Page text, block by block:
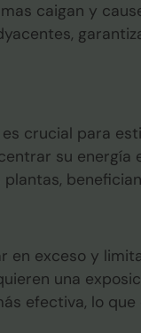
caigan y
crucial para
su
exceso y
una
efectiva, lo